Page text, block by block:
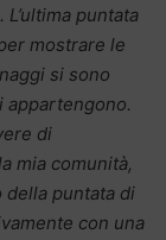
puntata
mostrare le
si sono
appartengono.
di
mia comunità,
della puntata di
con una